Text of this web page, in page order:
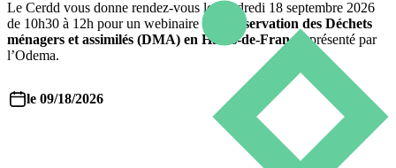
Le Cerdd vous donne rendez-vous le vendredi 18 septembre 2026
de 10h30 à 12h pour un webinaire sur l'
observation des Déchets
ménagers et assimilés (DMA) en Hauts-de-France
, présenté par
l’Odema.
le 09/18/2026